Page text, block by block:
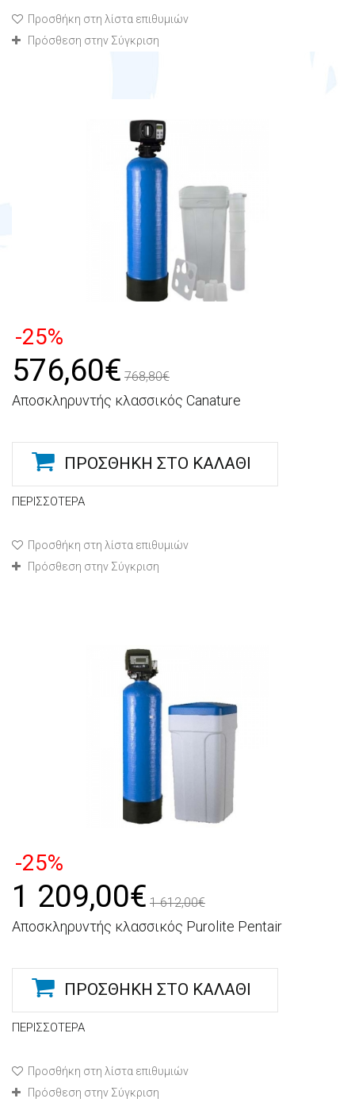
Προσθήκη στη λίστα επιθυμιών
Πρόσθεση στην Σύγκριση
-25%
576,60€ 768,80€
Αποσκληρυντής κλασσικός Canature
ΠΡΟΣΘΉΚΗ ΣΤΟ ΚΑΛΆΘΙ
ΠΕΡΙΣΣΌΤΕΡΑ
Προσθήκη στη λίστα επιθυμιών
Πρόσθεση στην Σύγκριση
-25%
1 209,00€ 1 612,00€
Αποσκληρυντής κλασσικός Purolite Pentair
ΠΡΟΣΘΉΚΗ ΣΤΟ ΚΑΛΆΘΙ
ΠΕΡΙΣΣΌΤΕΡΑ
Προσθήκη στη λίστα επιθυμιών
Πρόσθεση στην Σύγκριση